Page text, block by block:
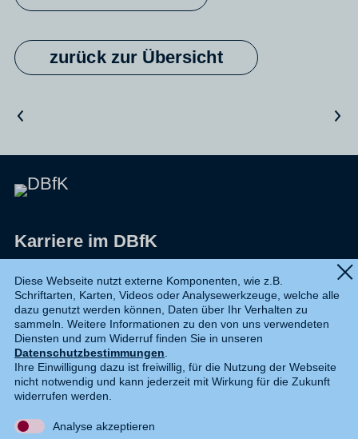
zurück zur Übersicht
Vorheriger Artikel Nächster Artikel
Karriere im DBfK
Datenschutz
Shop
Widerruf
Kontakt
Diese Webseite nutzt externe Komponenten, wie z.B.
Schriftarten, Karten, Videos oder Analysewerkzeuge, welche alle
dazu genutzt werden können, Daten über Ihr Verhalten zu
sammeln. Weitere Informationen zu den von uns verwendeten
Diensten und zum Widerruf finden Sie in unseren
Datenschutzbestimmungen.
Ihre Einwilligung dazu ist freiwillig, für die Nutzung der Webseite
nicht notwendig und kann jederzeit mit Wirkung für die Zukunft
widerrufen werden.
Analyse akzeptieren